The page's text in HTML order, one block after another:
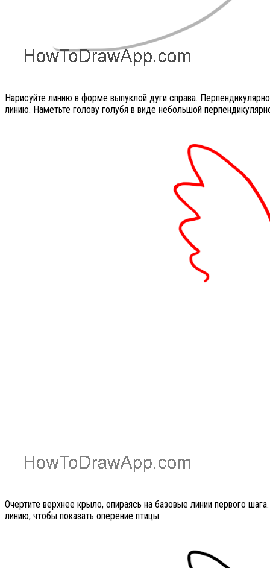
Нарисуйте линию в форме выпуклой дуги справа.
линию. Наметьте голову голубя в виде небольшой
Очертите верхнее крыло, опираясь на базовые линии первого
линию, чтобы показать оперение птицы.